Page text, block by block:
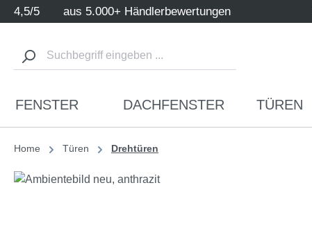
Hauptinhalt springen
Zur Suche springen
Zur Hauptnavigation springen
4,5/5 aus 5.000+ Händlerbewertungen
FENSTER DACHFENSTER TÜREN
Home Türen Drehtüren
Bildergalerie überspringen